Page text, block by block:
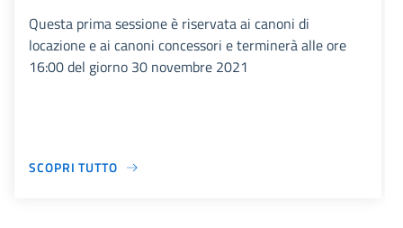
Questa prima sessione è riservata ai canoni di
locazione e ai canoni concessori e terminerà alle ore
16:00 del giorno 30 novembre 2021
SCOPRI TUTTO